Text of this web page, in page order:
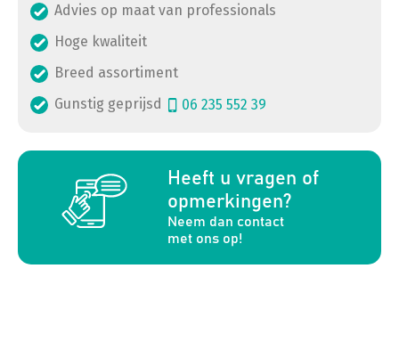
Advies op maat van professionals
Hoge kwaliteit
Breed assortiment
Gunstig geprijsd
06 235 552 39
Heeft u vragen of
opmerkingen?
Neem dan contact
met ons op!
a